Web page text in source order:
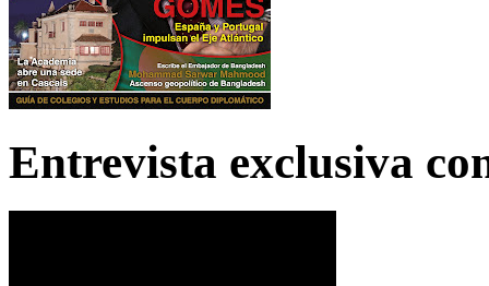
Entrevista exclusiva